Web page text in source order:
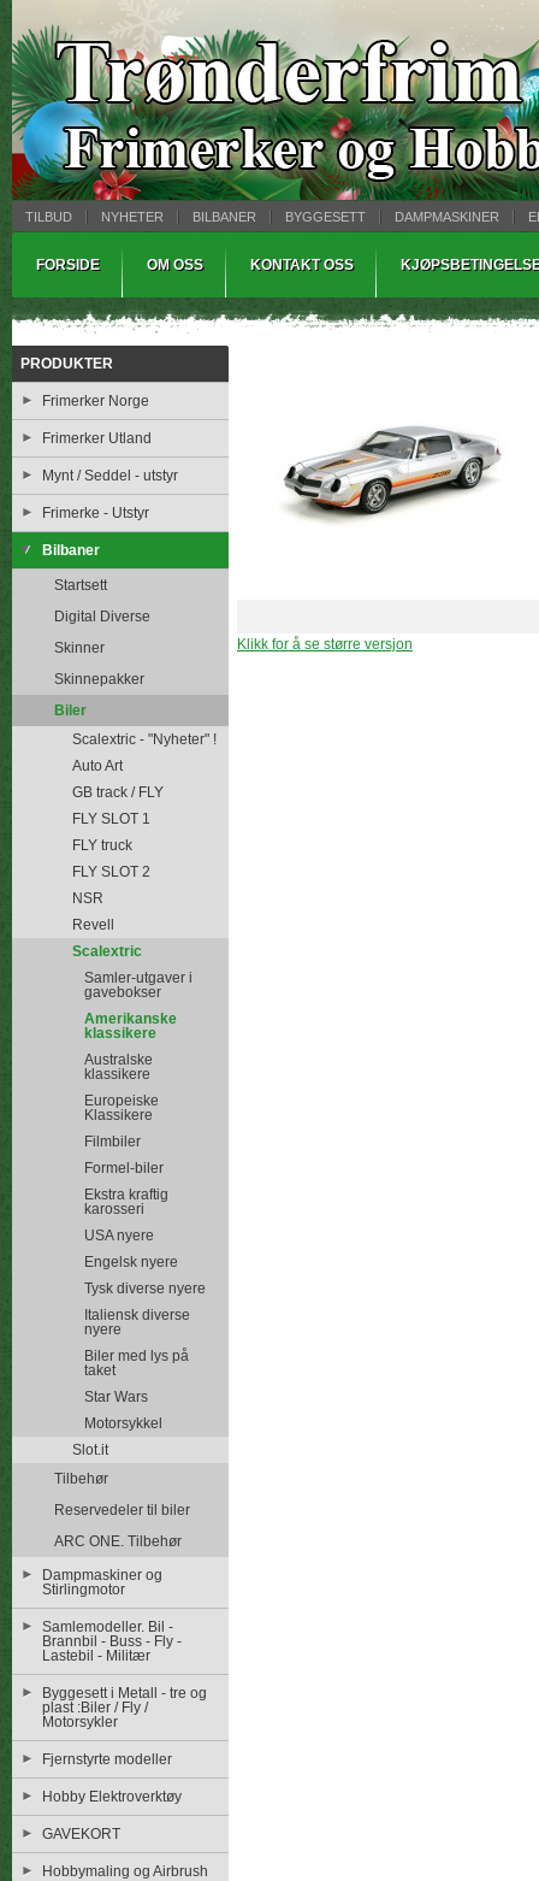
TILBUD NYHETER BILBANER BYGGESETT DAMPMASKINER
FORSIDE OM OSS KONTAKT OSS
PRODUKTER
Frimerker Norge
Frimerker Utland
Mynt / Seddel - utstyr
Frimerke - Utstyr
Bilbaner
Startsett
Digital Diverse
Skinner
Skinnepakker
Biler
Scalextric - "Nyheter" !
Auto Art
GB track / FLY
FLY SLOT 1
FLY truck
FLY SLOT 2
NSR
Revell
Scalextric
Samler-utgaver i
gavebokser
Amerikanske
klassikere
Australske
klassikere
Europeiske
Klassikere
Filmbiler
Formel-biler
Ekstra kraftig
karosseri
USA nyere
Engelsk nyere
Tysk diverse nyere
Italiensk diverse
nyere
Biler med lys på
taket
Star Wars
Motorsykkel
Slot.it
Tilbehør
Reservedeler til biler
ARC ONE. Tilbehør
Dampmaskiner og
Stirlingmotor
Samlemodeller. Bil -
Brannbil - Buss - Fly -
Lastebil - Militær
Byggesett i Metall - tre og
plast :Biler / Fly /
Motorsykler
Fjernstyrte modeller
Hobby Elektroverktøy
GAVEKORT
Hobbymaling og Airbrush
Klikk for å se større versjon